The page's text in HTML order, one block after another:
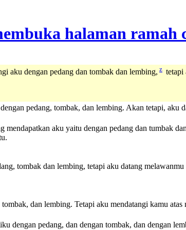
aku dengan pedang dan tombak dan lembing, z tetapi
pedang, tombak, dan lembing. Akan tetapi, aku
aku yaitu dengan pedang dan tumbak
tombak dan lembing, tetapi aku datang
dan lembing. Tetapi aku mendatangi kamu
dengan pedang, dan dengan tombak, dan dengan